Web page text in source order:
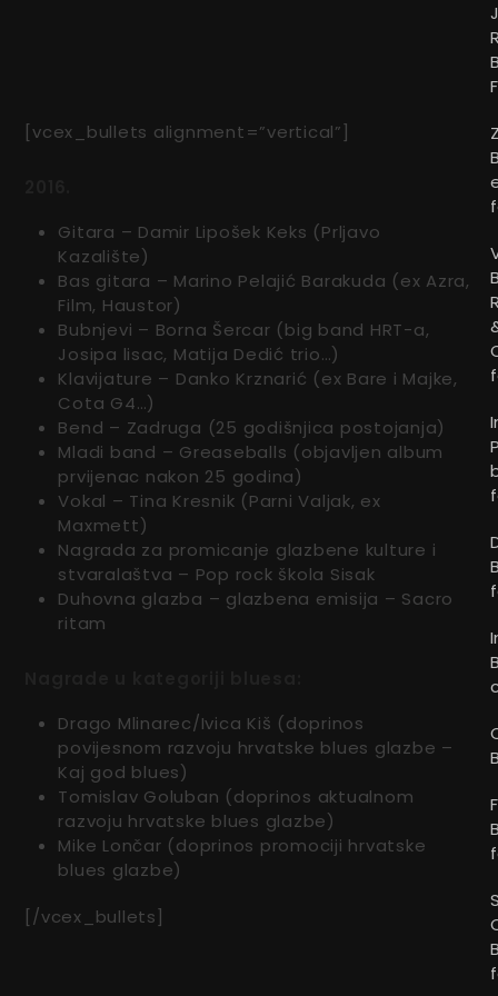
[vcex_bullets alignment=”vertical”]
Gitara – Damir Lipošek Keks (Prljavo
Kazalište)
Bas gitara – Marino Pelajić Barakuda (ex Azra,
Film, Haustor)
Bubnjevi – Borna Šercar (big band HRT-a,
Josipa lisac, Matija Dedić trio…)
Klavijature – Danko Krznarić (ex Bare i Majke,
Cota G4…)
Bend – Zadruga (25 godišnjica postojanja)
Mladi band – Greaseballs (objavljen album
prvijenac nakon 25 godina)
Vokal – Tina Kresnik (Parni Valjak, ex
Maxmett)
Nagrada za promicanje glazbene kulture i
stvaralaštva – Pop rock škola Sisak
Duhovna glazba – glazbena emisija – Sacro
ritam
Drago Mlinarec/Ivica Kiš (doprinos
povijesnom razvoju hrvatske blues glazbe –
Kaj god blues)
Tomislav Goluban (doprinos aktualnom
razvoju hrvatske blues glazbe)
Mike Lončar (doprinos promociji hrvatske
blues glazbe)
[/vcex_bullets]